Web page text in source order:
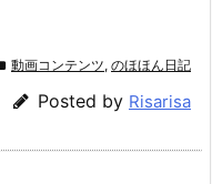
動画コンテンツ, のほほん日記
Posted by Risarisa